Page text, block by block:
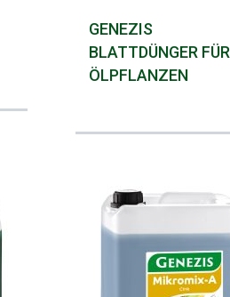
GENEZIS
BLATTDÜNGER FÜR
ÖLPFLANZEN